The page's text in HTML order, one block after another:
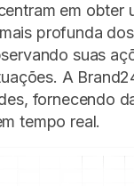
em obter
profunda
suas
A
fornecendo
tempo real.